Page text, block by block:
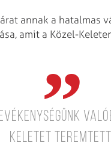
annak a hatalmas
amit a Közel-
Keletet